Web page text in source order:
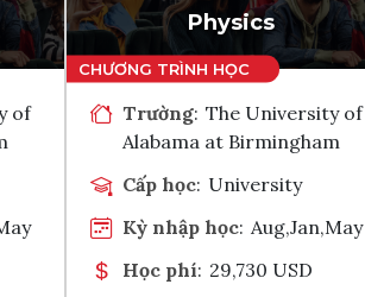
of
Physics
Trường: The University of
Alabama at Birmingham
Cấp học: University
Kỳ nhập học: Aug,Jan,May
Học phí: 29,730 USD